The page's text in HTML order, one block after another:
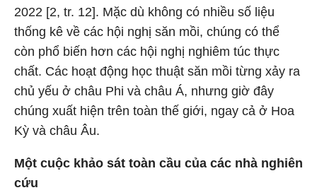
2022 [2, tr. 12]. Mặc dù không có nhiều số liệu
thống kê về các hội nghị săn mồi, chúng có thể
còn phổ biến hơn các hội nghị nghiêm túc thực
chất. Các hoạt động học thuật săn mồi từng xảy ra
chủ yếu ở châu Phi và châu Á, nhưng giờ đây
chúng xuất hiện trên toàn thế giới, ngay cả ở Hoa
Kỳ và châu Âu.
Một cuộc khảo sát toàn cầu của các nhà nghiên
cứu